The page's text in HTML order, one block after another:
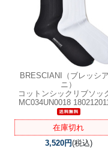
BRESCIANI（ブレッシ
ニ）
コットンシックリブソッ
MC034UN0018
在庫切れ
3,520円(税込)